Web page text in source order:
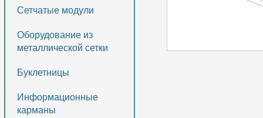
Сетчатые модули
Оборудование из
металлической сетки
Буклетницы
Информационные
карманы